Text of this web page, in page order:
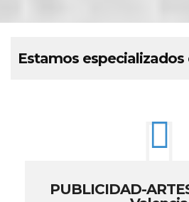
Estamos especializados
PUBLICIDAD-